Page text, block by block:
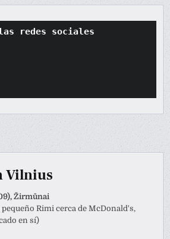
redes sociales
Vilnius
Žirmūnai
Rimi cerca de McDonald's,
en sí)